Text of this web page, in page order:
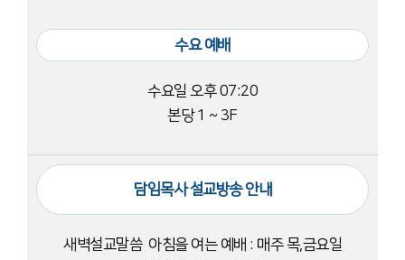
수요 예배
수요일 오후 07:20
본당 1 ~ 3F
담임목사 설교방송 안내
새벽설교말씀 아침을 여는 예배 : 매주 목,금요일